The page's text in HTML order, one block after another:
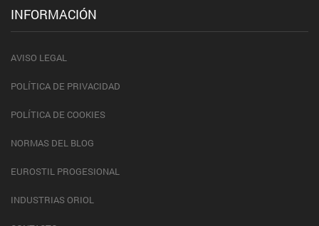
INFORMACIÓN
AVISO LEGAL
POLÍTICA DE PRIVACIDAD
POLÍTICA DE COOKIES
NORMAS DEL BLOG
EUROSTIL PROGESIONAL
INDUSTRIAS ORIOL